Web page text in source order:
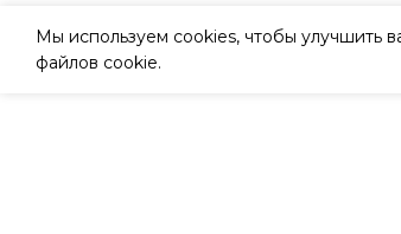
Мы используем cookies, чтобы улучшить
файлов cookie.